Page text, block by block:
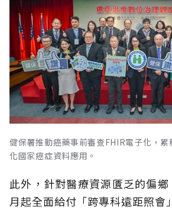
健保署推動癌藥事前審查FHIR電子化，
化國家癌症資料應用。
此外，針對醫療資源匱乏的偏
月起全面給付「跨專科遠距照會